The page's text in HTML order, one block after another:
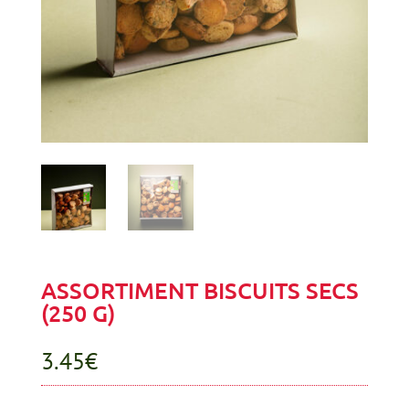
ASSORTIMENT BISCUITS SECS
(250 G)
3.45€